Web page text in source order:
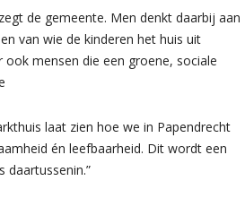
de gemeente. Men denkt daarbij aan
van wie de kinderen het huis uit
mensen die een groene, sociale
laat zien hoe we in Papendrecht
én leefbaarheid. Dit wordt een
daartussenin.”